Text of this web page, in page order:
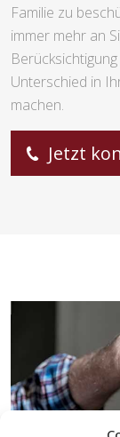
Familie zu
immer mehr an
Unterschied in
machen.
Jetzt